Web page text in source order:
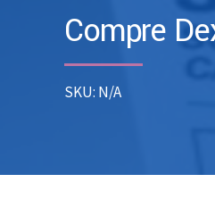
Compre
SKU: N/A